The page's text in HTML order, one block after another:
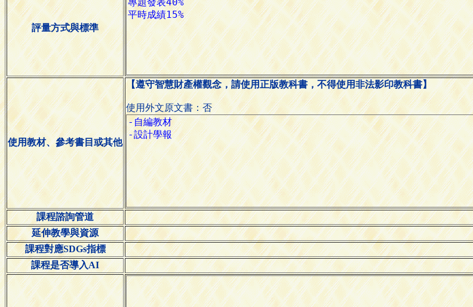
評量方式與標準
使用教材、參考書目或其他
【遵守智慧財產權觀念，請使用正版教科書，不得使用非法影印教科書】
使用外文原文書：否
課程諮詢管道
延伸教學與資源
課程對應SDGs指標
課程是否導入AI